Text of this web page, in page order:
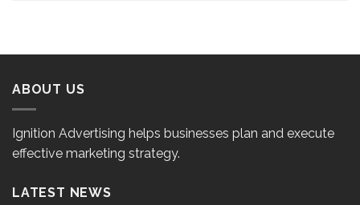
ABOUT US
Ignition Advertising helps businesses plan and execute
effective marketing strategy.
LATEST NEWS